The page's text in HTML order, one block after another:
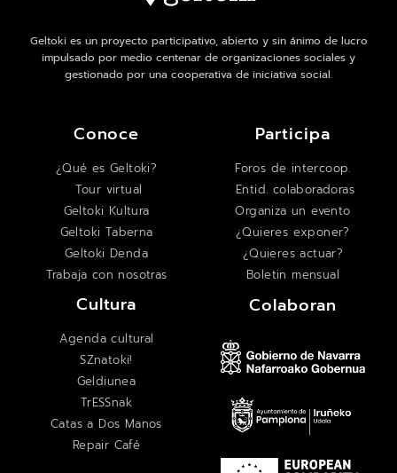
Geltoki es un proyecto participativo, abierto y sin ánimo de lucro
impulsado por medio centenar de organizaciones sociales y
gestionado por una cooperativa de iniciativa social.
Conoce
¿Qué es Geltoki?
Tour virtual
Geltoki Kultura
Geltoki Taberna
Geltoki Denda
Trabaja con nosotras
Participa
Foros de intercoop.
Entid. colaboradoras
Organiza un evento
¿Quieres exponer?
¿Quieres actuar?
Boletin mensual
Cultura
Agenda cultural
SZnatoki!
Geldiunea
TrESSnak
Catas a Dos Manos
Repair Café
Colaboran